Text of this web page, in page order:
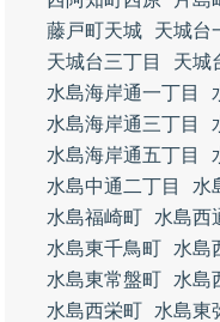
藤戸町天城
天城台
天城台三丁目
天城
水島海岸通一丁目
水島海岸通三丁目
水島海岸通五丁目
水島中通二丁目
水
水島福崎町
水島西
水島東千鳥町
水島
水島東常盤町
水島
水島西栄町
水島東